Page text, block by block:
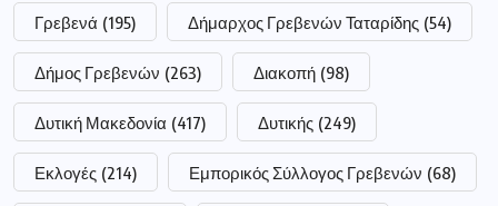
Γρεβενά (195) Δήμαρχος Γρεβενών Ταταρίδης (54)
Δήμος Γρεβενών (263) Διακοπή (98)
Δυτική Μακεδονία (417) Δυτικής (249)
Εκλογές (214) Εμπορικός Σύλλογος Γρεβενών (68)